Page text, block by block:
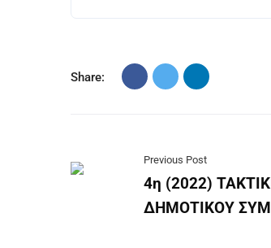
Share:
Previous Post
4η (2022)
ΔΗΜΟΤΙΚΟΥ